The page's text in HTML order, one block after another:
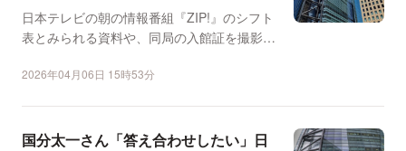
日本テレビの朝の情報番組『ZIP!』のシフト
表とみられる資料や、同局の入館証を撮影し
2026年04月06日 15時53分
国分太一さん「答え合わせしたい」日